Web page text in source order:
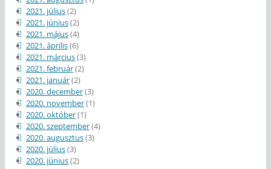
2021. július(2)
2021. június(2)
2021. május(4)
2021. április(6)
2021. március(3)
2021. február(2)
2021. január(2)
2020. december(3)
2020. november(1)
2020. október(1)
2020. szeptember(4)
2020. augusztus(3)
2020. július(3)
2020. június(2)